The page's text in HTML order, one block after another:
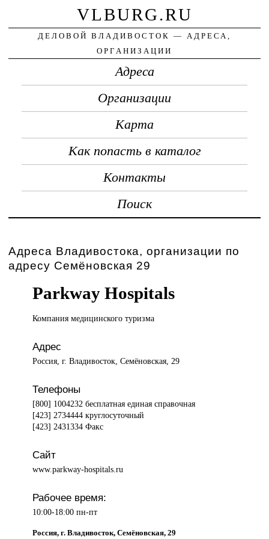
VLBURG.RU
ДЕЛОВОЙ ВЛАДИВОСТОК — АДРЕСА,
ОРГАНИЗАЦИИ
Адреса
Организации
Карта
Как попасть в каталог
Контакты
Поиск
Адреса Владивостока, организации по
адресу Семёновская 29
Parkway Hospitals
Компания медицинскоготуризма
Адрес
Россия, г. Владивосток, Семёновская, 29
Телефоны
[800] 1004232 бесплатная единая справочная
[423] 2734444 круглосуточный
[423] 2431334 Факс
Сайт
www.parkway-hospitals.ru
Рабочее время:
10:00-18:00 пн-пт
Россия, г. Владивосток, Семёновская, 29